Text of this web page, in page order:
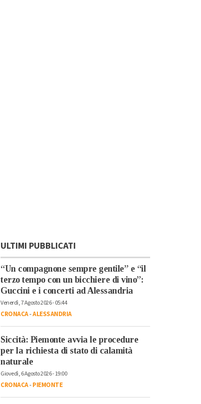
ULTIMI PUBBLICATI
“Un compagnone sempre gentile” e “il
terzo tempo con un bicchiere di vino”:
Guccini e i concerti ad Alessandria
Venerdì, 7 Agosto 2026 - 05:44
CRONACA-ALESSANDRIA
Siccità: Piemonte avvia le procedure
per la richiesta di stato di calamità
naturale
Giovedì, 6 Agosto 2026 - 19:00
CRONACA-PIEMONTE